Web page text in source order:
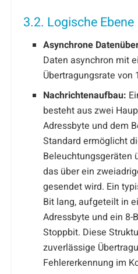
3.2. Logische Ebene
Asynchrone
Daten asynchron mit
Übertragungsrate von
Nachrichtenaufbau:
besteht aus zwei
Adressbyte und dem
Standard ermöglicht
Beleuchtungsgeräten
das über ein
gesendet wird. Ein
Bit lang, aufgeteilt in
Adressbyte und ein
Stoppbit. Diese
zuverlässige
Fehlererkennung im